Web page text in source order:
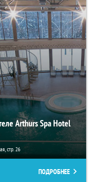
Arthurs Spa Hotel
стр. 26
ПОДРОБНЕЕ